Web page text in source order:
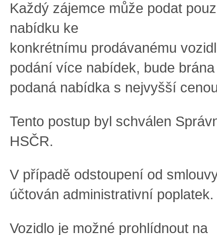
Každý zájemce může podat
nabídku ke
konkrétnímu prodávanému
podání více nabídek, bude
podaná nabídka s nejvyšší
Tento postup byl schválen
HSČR.
V případě odstoupení od
účtován administrativní poplatek.
Vozidlo je možné prohlídnout na